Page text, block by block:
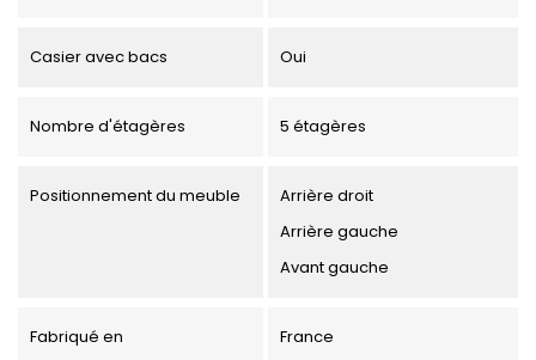
Casier avec bacs Oui
Nombre d'étagères 5 étagères
Positionnement du meuble
Arrière droit
Arrière gauche
Avant gauche
Fabriqué en France